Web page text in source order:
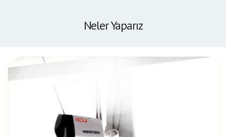
Neler Yaparız